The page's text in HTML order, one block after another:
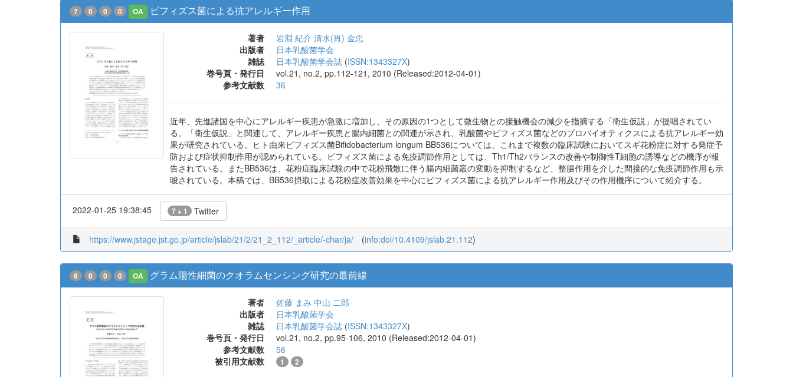
7 0 0 0 OA ビフィズス菌による抗アレルギー作用
著者 岩淵 紀介 清水(肖) 金忠
出版者
日本乳酸菌学会
雑誌
日本乳酸菌学会誌 (ISSN:1343327X)
巻号頁・発行日
vol.21, no.2, pp.112-121, 2010 (Released:2012-04-01)
参考文献数
36
近年、先進諸国を中心にアレルギー疾患が急激に増加し、その原因の1つとして微生物との接触機会の減少を指摘する「衛生仮説」が提唱されてい
る。「衛生仮説」と関連して、アレルギー疾患と腸内細菌との関連が示され、乳酸菌やビフィズス菌などのプロバイオティクスによる抗アレルギー効
果が研究されている。ヒト由来ビフィズス菌Bifidobacterium longum BB536については、これまで複数の臨床試験においてスギ花粉症に対する発症予
防および症状抑制作用が認められている。ビフィズス菌による免疫調節作用としては、Th1/Th2バランスの改善や制御性T細胞の誘導などの機序が報
告されている。またBB536は、花粉症臨床試験の中で花粉飛散に伴う腸内細菌叢の変動を抑制するなど、整腸作用を介した間接的な免疫調節作用も示
唆されている。本稿では、BB536摂取による花粉症改善効果を中心にビフィズス菌による抗アレルギー作用及びその作用機序について紹介する。
2022-01-25 19:38:45 7 + 1 Twitter
https://www.jstage.jst.go.jp/article/jslab/21/2/21_2_112/_article/-char/ja/ (info:doi/10.4109/jslab.21.112)
6 0 0 0 OA グラム陽性細菌のクオラムセンシング研究の最前線
著者 佐藤 まみ 中山 二郎
出版者
日本乳酸菌学会
雑誌
日本乳酸菌学会誌 (ISSN:1343327X)
巻号頁・発行日
vol.21, no.2, pp.95-106, 2010 (Released:2012-04-01)
参考文献数
56
被引用文献数
1 2